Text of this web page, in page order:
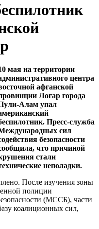
мая на территории
центра
афганской
Логар города
Алам упал
Пресс-служба
сил
безопасности
что причиной
стали
неполадки.
После изучения зоны
полиции
(МССБ), части
коалиционных сил,